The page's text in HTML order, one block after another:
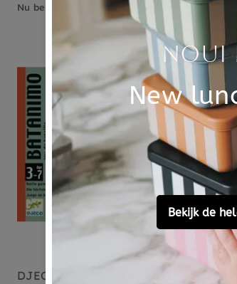
Nu besteld, dinsdag in huis
DJECO